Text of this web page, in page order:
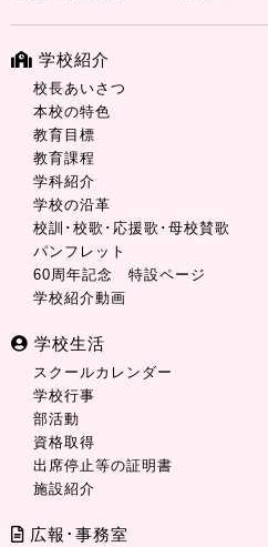
学校紹介
校長あいさつ
本校の特色
教育目標
教育課程
学科紹介
学校の沿革
校訓･校歌･応援歌･母校賛歌
パンフレット
60周年記念 特設ページ
学校紹介動画
学校生活
スクールカレンダー
学校行事
部活動
資格取得
出席停止等の証明書
施設紹介
広報･事務室